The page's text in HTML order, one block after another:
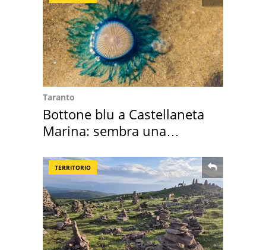
Taranto
Bottone blu a Castellaneta
Marina: sembra una
TERRITORIO